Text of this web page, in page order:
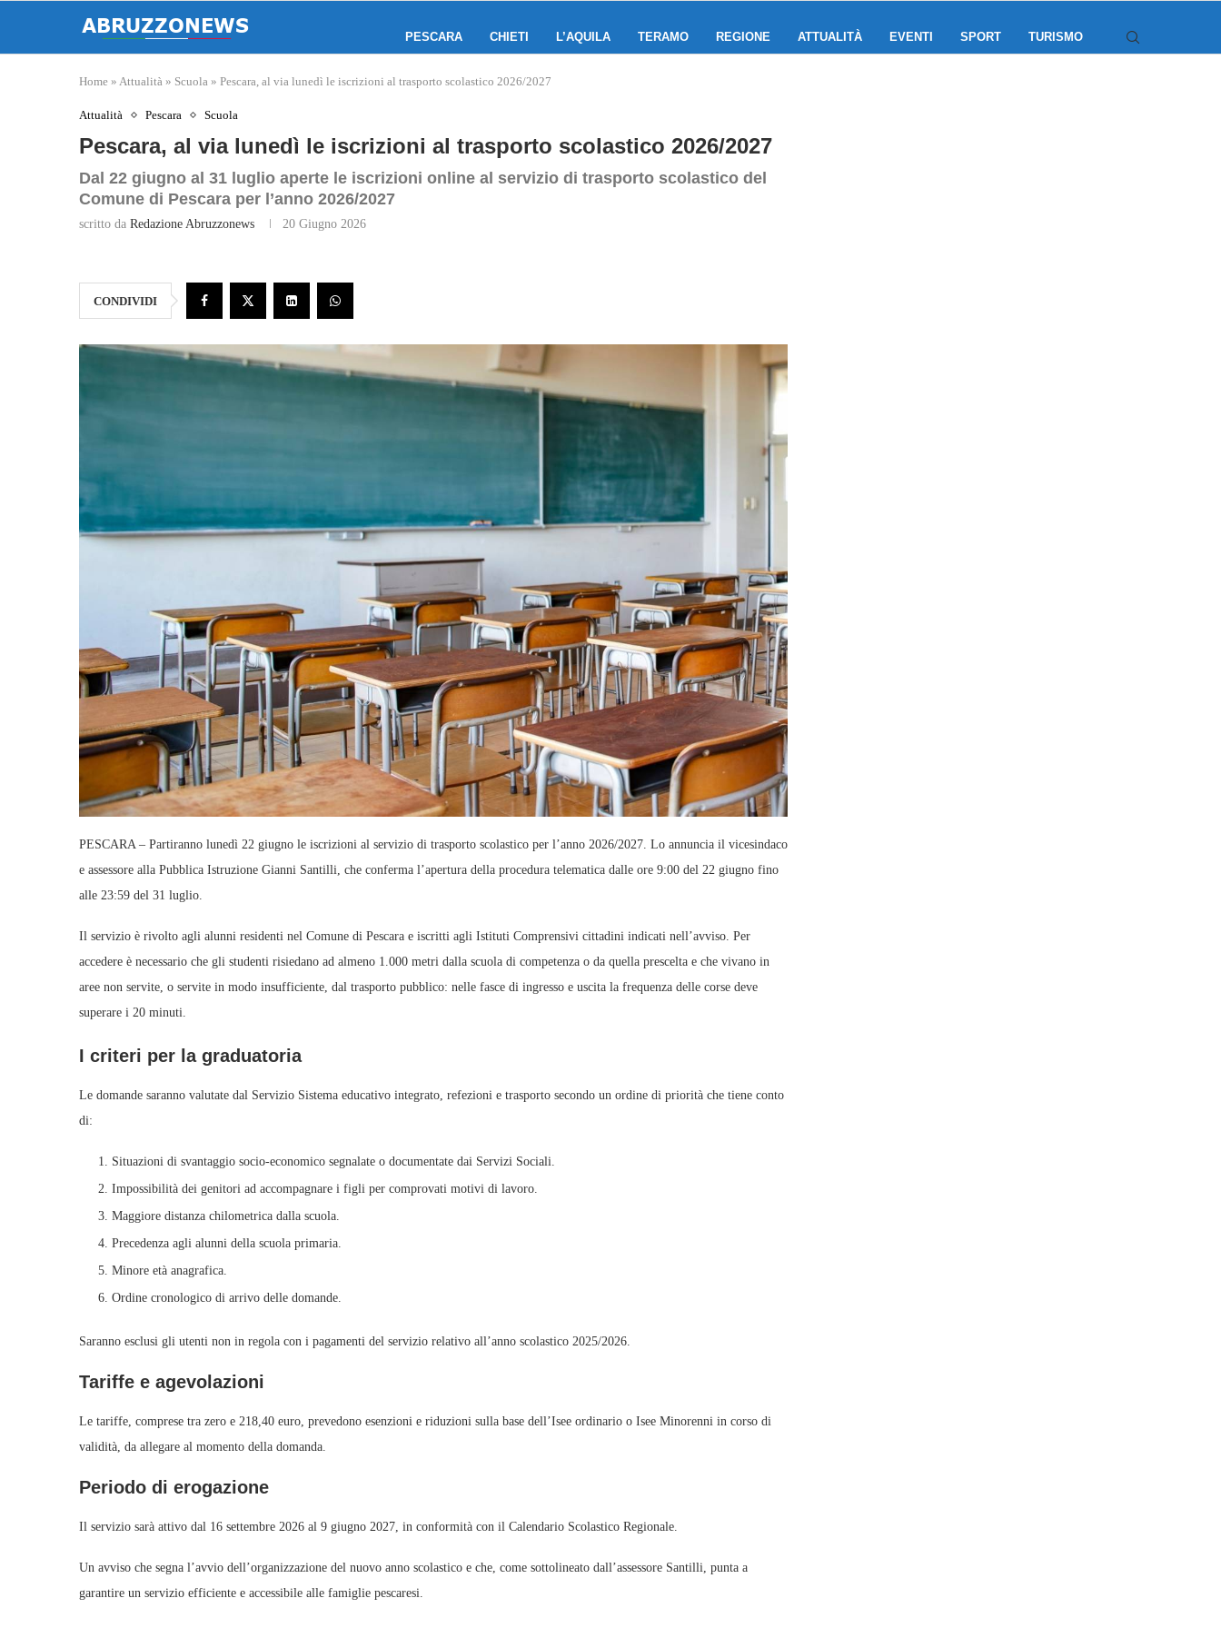
PESCARA CHIETI L’AQUILA TERAMO REGIONE ATTUALITÀ EVENTI SPORT TURISMO
Home » Attualità » Scuola » Pescara, al via lunedì le iscrizioni al trasporto scolastico 2026/2027
Attualità Pescara Scuola
Pescara, al via lunedì le iscrizioni al trasporto scolastico 2026/2027
Dal 22 giugno al 31 luglio aperte le iscrizioni online al servizio di trasporto scolastico del
Comune di Pescara per l’anno 2026/2027
scritto da Redazione Abruzzonews 20 Giugno 2026
CONDIVIDI
PESCARA – Partiranno lunedì 22 giugno le iscrizioni al servizio di trasporto scolastico per l’anno 2026/2027. Lo annuncia il vicesindaco
e assessore alla Pubblica Istruzione Gianni Santilli, che conferma l’apertura della procedura telematica dalle ore 9:00 del 22 giugno fino
alle 23:59 del 31 luglio.
Il servizio è rivolto agli alunni residenti nel Comune di Pescara e iscritti agli Istituti Comprensivi cittadini indicati nell’avviso. Per
accedere è necessario che gli studenti risiedano ad almeno 1.000 metri dalla scuola di competenza o da quella prescelta e che vivano in
aree non servite, o servite in modo insufficiente, dal trasporto pubblico: nelle fasce di ingresso e uscita la frequenza delle corse deve
superare i 20 minuti.
I criteri per la graduatoria
Le domande saranno valutate dal Servizio Sistema educativo integrato, refezioni e trasporto secondo un ordine di priorità che tiene conto
di:
Situazioni di svantaggio socio‑economico segnalate o documentate dai Servizi Sociali.
Impossibilità dei genitori ad accompagnare i figli per comprovati motivi di lavoro.
Maggiore distanza chilometrica dalla scuola.
Precedenza agli alunni della scuola primaria.
Minore età anagrafica.
Ordine cronologico di arrivo delle domande.
Saranno esclusi gli utenti non in regola con i pagamenti del servizio relativo all’anno scolastico 2025/2026.
Tariffe e agevolazioni
Le tariffe, comprese tra zero e 218,40 euro, prevedono esenzioni e riduzioni sulla base dell’Isee ordinario o Isee Minorenni in corso di
validità, da allegare al momento della domanda.
Periodo di erogazione
Il servizio sarà attivo dal 16 settembre 2026 al 9 giugno 2027, in conformità con il Calendario Scolastico Regionale.
Un avviso che segna l’avvio dell’organizzazione del nuovo anno scolastico e che, come sottolineato dall’assessore Santilli, punta a
garantire un servizio efficiente e accessibile alle famiglie pescaresi.